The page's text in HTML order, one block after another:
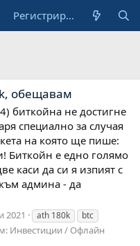
Регистрирай се
обещавам
биткойна не достигне
специално за случая
на която ще пише:
Биткойн е едно голямо
каси да си я изпият с
админа - да
2021 ath 180k
btc
Инвестиции / Офлайн